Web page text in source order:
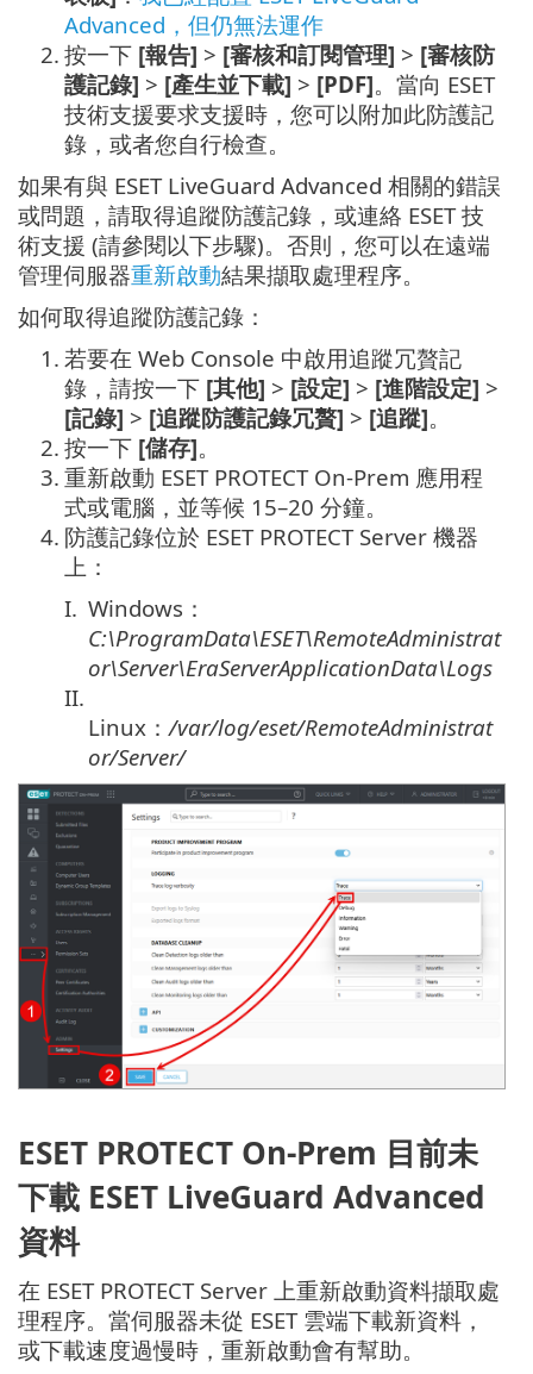
Advanced，但仍無法運作
2. 按一下 [報告] > [審核和訂閱管理] > [審核防
護記錄] > [產生並下載] > [PDF]。當向 ESET
技術支援要求支援時，您可以附加此防護記
錄，或者您自行檢查。
如果有與 ESET LiveGuard Advanced 相關的錯誤
或問題，請取得追蹤防護記錄，或連絡 ESET 技
術支援 (請參閱以下步驟)。否則，您可以在遠端
管理伺服器重新啟動結果擷取處理程序。
如何取得追蹤防護記錄：
1. 若要在 Web Console 中啟用追蹤冗贅記
錄，請按一下 [其他] > [設定] > [進階設定] >
[記錄] > [追蹤防護記錄冗贅] > [追蹤]。
2. 按一下 [儲存]。
3. 重新啟動 ESET PROTECT On-Prem 應用程
式或電腦，並等候 15–20 分鐘。
4. 防護記錄位於 ESET PROTECT Server 機器
上：
I. Windows：
C:\ProgramData\ESET\RemoteAdministrat
or\Server\EraServerApplicationData\Logs
II.
Linux： /var/log/eset/RemoteAdministrat
or/Server/
ESET PROTECT On-Prem 目前未
下載 ESET LiveGuard Advanced
資料
在 ESET PROTECT Server 上重新啟動資料擷取處
理程序。當伺服器未從 ESET 雲端下載新資料，
或下載速度過慢時，重新啟動會有幫助。